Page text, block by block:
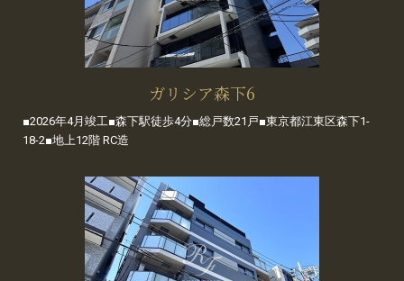
ガリシア森下6
■2026年4月竣工■森下駅徒歩4分■総戸数21戸■東京都江東区森下1-
18-2■地上12階 RC造